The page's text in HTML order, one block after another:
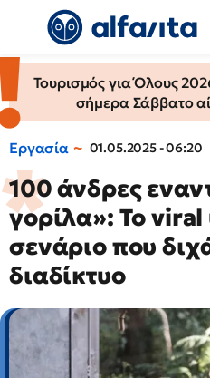
Τουρισμός για Όλους
σήμερα Σάββατο
Εργασία 01.05.2025 - 06:20
100 άνδρες
γορίλα»: Το viral
σενάριο που
διαδίκτυο